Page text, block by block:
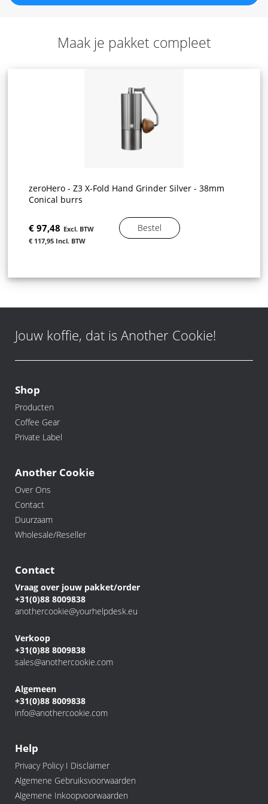
Maak je pakket compleet
zeroHero - Z3 X-Fold Hand Grinder Silver - 38mm
Conical burrs
€ 97,48
€ 117,95
Bestel
Jouw koffie, dat is Another Cookie!
Shop
Producten
Coffee Gear
Private Label
Another Cookie
Over Ons
Contact
Duurzaam
Wholesale/Reseller
Contact
Vraag over jouw pakket/order
+31(0)88 8009838
anothercookie@yourhelpdesk.eu
Verkoop
+31(0)88 8009838
sales@anothercookie.com
Algemeen
+31(0)88 8009838
info@anothercookie.com
Help
Privacy Policy I Disclaimer
Algemene Gebruiksvoorwaarden
Algemene Inkoopvoorwaarden